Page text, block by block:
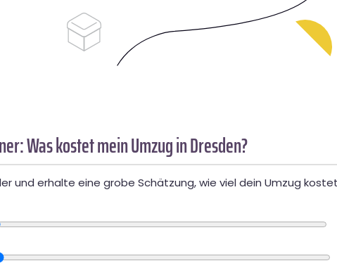
Was kostet mein Umzug in Dresden?
und erhalte eine grobe Schätzung, wie viel dein Umzug